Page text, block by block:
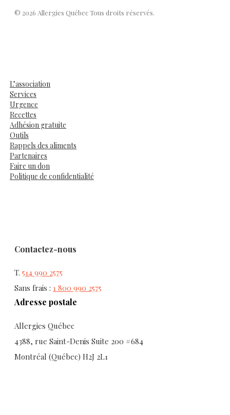
© 2026 Allergies Québec Tous droits réservés.
L’association
Services
Urgence
Recettes
Adhésion gratuite
Outils
Rappels des aliments
Partenaires
Faire un don
Politique de confidentialité
Contactez-nous
T. 514 990 2575
Sans frais : 1 800 990 2575
Adresse postale
Allergies Québec
4388, rue Saint-Denis Suite 200 #684
Montréal (Québec) H2J 2L1